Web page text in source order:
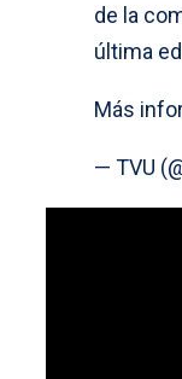
de la
última
Más
— TVU